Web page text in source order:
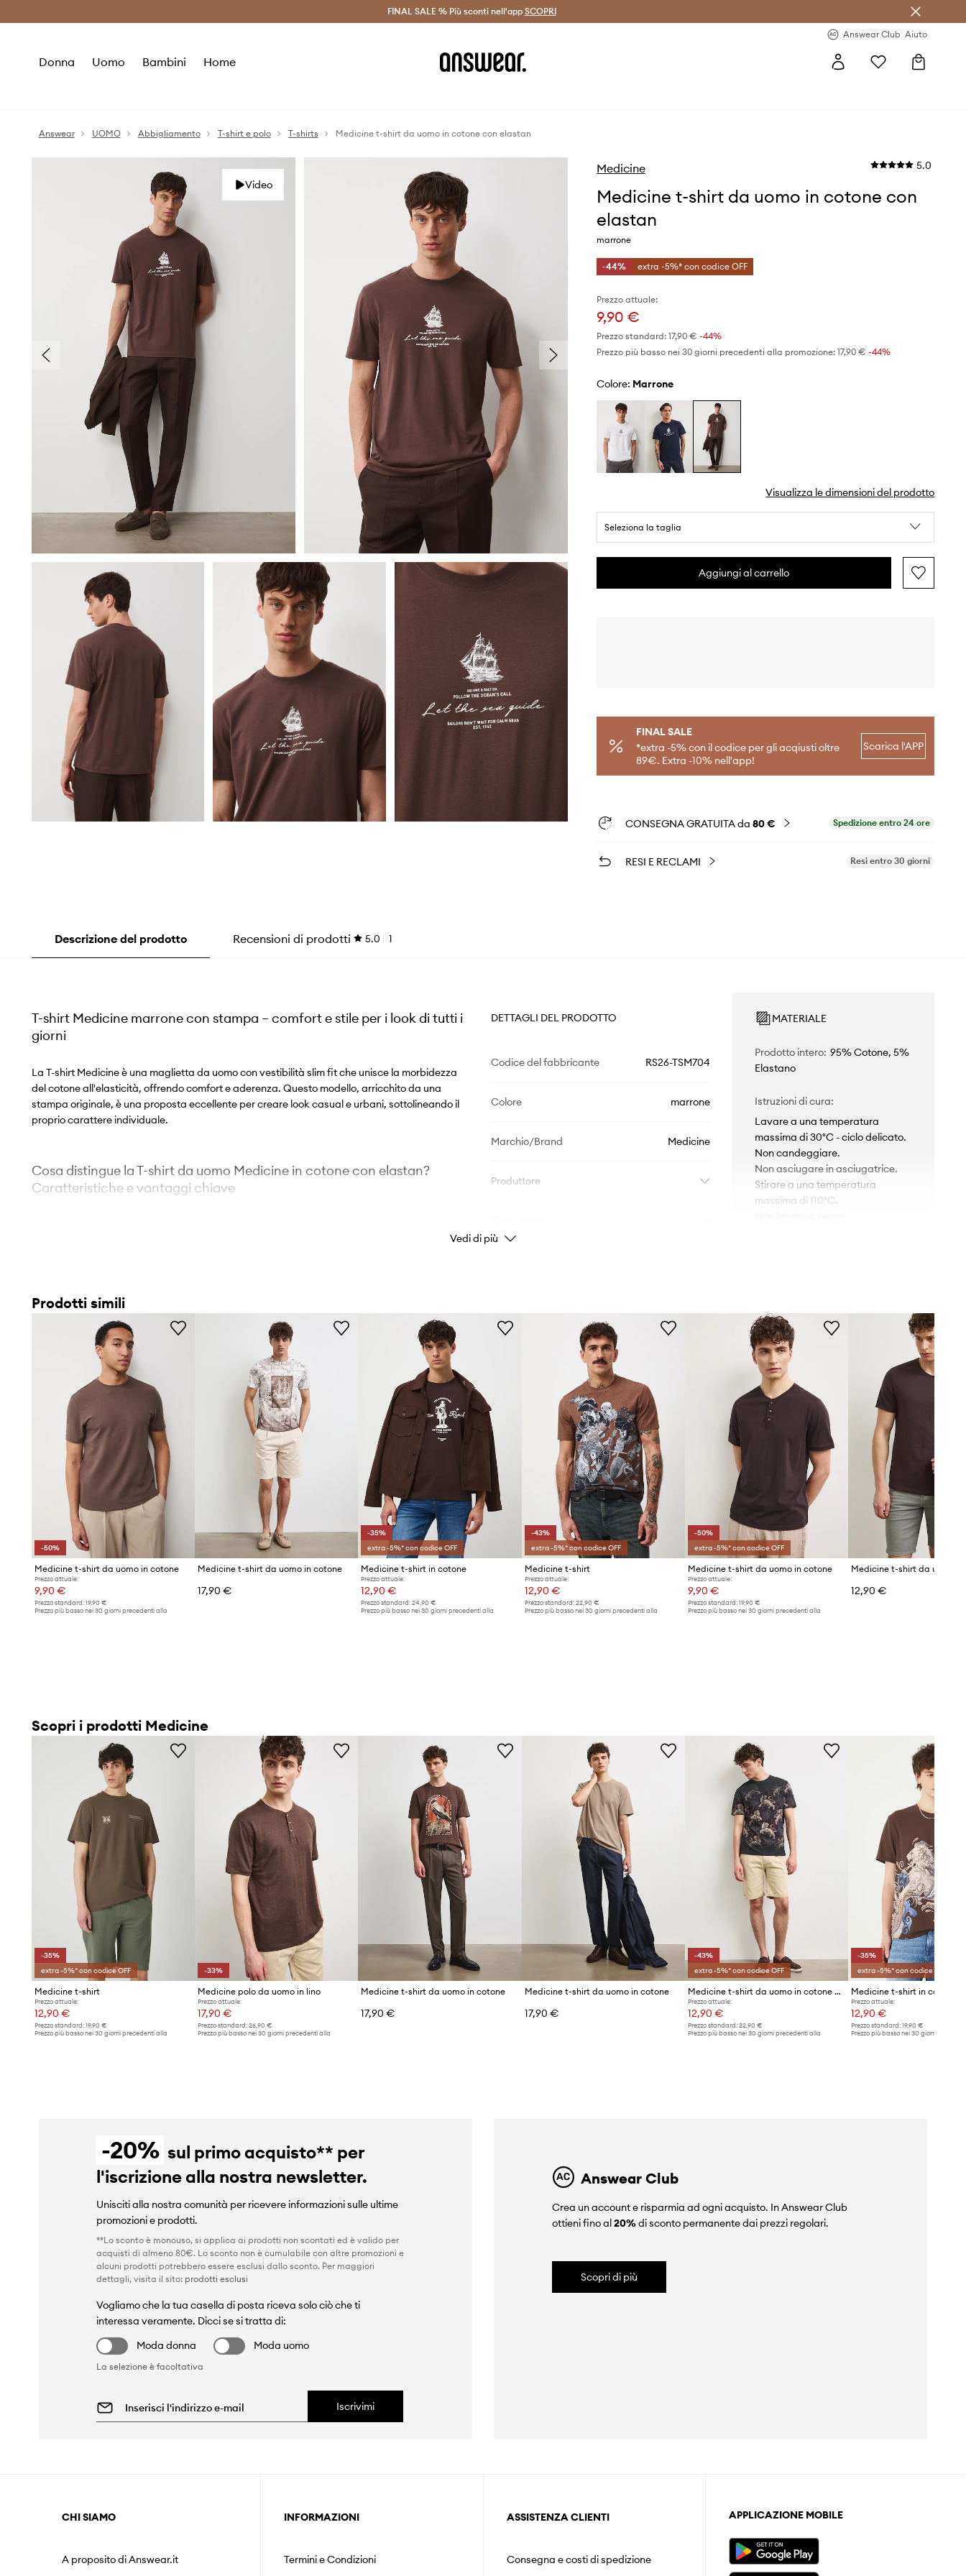
Risparmia con Answear Club > Spedizione entro 24 ore >
FINAL SALE % Più sconti nell'app SCOPRI
Answear Club Aiuto
Donna Uomo Bambini Home
Answear UOMO Abbigliamento T-shirt e polo T-shirts Medicine t-shirt da uomo in cotone con elastan
Video
Medicine 5.0
Medicine t-shirt da uomo in cotone con
elastan
marrone
-44% extra -5%* con codice OFF
Prezzo attuale:
9,90 €
Prezzo standard: 17,90 € -44%
Prezzo più basso nei 30 giorni precedenti alla promozione: 17,90 € -44%
Colore: marrone
Visualizza le dimensioni del prodotto
Seleziona la taglia
Aggiungi al carrello
FINAL SALE
*extra -5% con il codice per gli acqiusti oltre
89€. Extra -10% nell'app!
Scarica l'APP
CONSEGNA GRATUITA da 80 € Spedizione entro 24 ore
RESI E RECLAMI Resi entro 30 giorni
Descrizione del prodotto Recensioni di prodotti 5.0 1
T-shirt Medicine marrone con stampa – comfort e stile per i look di tutti i
giorni
La T-shirt Medicine è una maglietta da uomo con vestibilità slim fit che unisce la morbidezza
del cotone all'elasticità, offrendo comfort e aderenza. Questo modello, arricchito da una
stampa originale, è una proposta eccellente per creare look casual e urbani, sottolineando il
proprio carattere individuale.
Cosa distingue la T-shirt da uomo Medicine in cotone con elastan?
Caratteristiche e vantaggi chiave
Morbido tessuto in maglia di cotone con elastan
aderenza
Stile casual, perfetto per creare outfit comodi e quotidiani
Classica manica corta e scollo rotondo che rendono il modello versatile
Stampa d'impatto con scritta
che aggiunge un tocco di carattere alla
maglietta
Struttura in single jersey
che favorisce la morbidezza e la traspirabilità del
tessuto
DETTAGLI DEL PRODOTTO
Codice del fabbricante RS26-TSM704
Colore marrone
Marchio/Brand Medicine
Produttore
MATERIALE
Prodotto intero: 95% Cotone, 5%
Elastano
Istruzioni di cura:
Lavare a una temperatura
massima di 30°C - ciclo delicato.
Non candeggiare.
Non asciugare in asciugatrice.
Stirare a una temperatura
massima di 110°C.
Tipo di manica: classica
Taglio: slim fit
DIMENSIONI
Dimensioni per la taglia
M.
Larghezza delle ascelle
49,5 cm
Il modello nella foto è alto 191 cm e
indossa la taglia L
Taglia standard
Raccomandiamo di scegliere la
taglia che si indossa normalmente.
Visualizza le dimensioni del
prodotto
Vedi di più
Prodotti simili
-50%
Medicine t-shirt da uomo in cotone
Prezzo attuale:
9,90 €
Prezzo standard: 19,90 €
Prezzo più basso nei 30 giorni precedenti alla
Medicine t-shirt da uomo in cotone
17,90 €
-35%
extra -5%* con codice OFF
Medicine t-shirt in cotone
Prezzo attuale:
12,90 €
Prezzo standard: 24,90 €
Prezzo più basso nei 30 giorni precedenti alla
-43%
extra -5%* con codice OFF
Medicine t-shirt
Prezzo attuale:
12,90 €
Prezzo standard: 22,90 €
Prezzo più basso nei 30 giorni precedenti alla
-50%
extra -5%* con codice OFF
Medicine t-shirt da uomo in cotone
Prezzo attuale:
9,90 €
Prezzo standard:19,90 €
Prezzo più basso nei 30 giorni precedenti alla
Medicine t-shirt da uomo
12,90 €
Scopri i prodotti Medicine
-35%
extra -5%* con codice OFF
Medicine t-shirt
Prezzo attuale:
12,90 €
Prezzo standard: 19,90 €
Prezzo più basso nei 30 giorni precedenti alla
-33%
Medicine polo da uomo in lino
Prezzo attuale:
17,90 €
Prezzo standard:26,90 €
Prezzo più basso nei 30 giorni precedenti alla
Medicine t-shirt da uomo in cotone
17,90 €
Medicine t-shirt da uomo in cotone
17,90 €
-43%
extra -5%* con codice OFF
Medicine t-shirt da uomo in cotone con elastan
Prezzo attuale:
12,90 €
Prezzo standard:22,90 €
Prezzo più basso nei 30 giorni precedenti alla
-35%
extra -5%* con codice OFF
Medicine t-shirt in cotone
Prezzo attuale:
12,90 €
Prezzo standard: 19,90 €
Prezzo più basso nei 30 giorni
-20% sul primo acquisto** per
l'iscrizione alla nostra newsletter.
Unisciti alla nostra comunità per ricevere informazioni sulle ultime
promozioni e prodotti.
**Lo sconto è monouso, si applica ai prodotti non scontati ed è valido per
acquisti di almeno 80€. Lo sconto non è cumulabile con altre promozioni e
alcuni prodotti potrebbero essere esclusi dallo sconto. Per maggiori
dettagli, visita il sito: prodotti esclusi
Vogliamo che la tua casella di posta riceva solo ciò che ti
interessa veramente. Dicci se si tratta di:
Moda donna
Moda uomo
La selezione è facoltativa
Iscrivimi
Answear Club
Crea un account e risparmia ad ogni acquisto. In Answear Club
ottieni fino al 20%di sconto permanente dai prezzi regolari.
Scopri di più
CHI SIAMO
A proposito di Answear.it
INFORMAZIONI
Termini e Condizioni
ASSISTENZA CLIENTI
Consegna e costi di spedizione
APPLICAZIONE MOBILE